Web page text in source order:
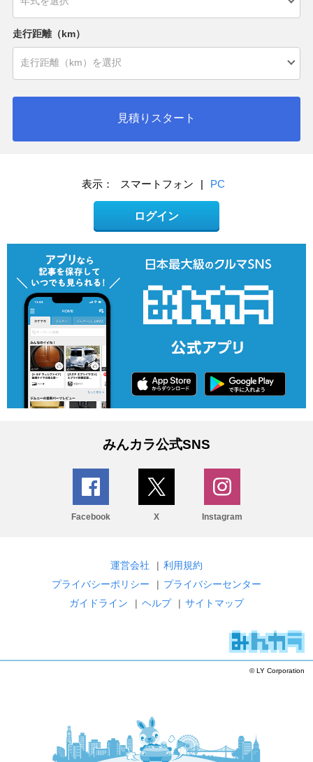
走行距離（km）
見積りスタート
表示： スマートフォン | PC
ログイン
みんカラ公式SNS
Facebook X Instagram
運営会社 | 利用規約
プライバシーポリシー
| プライバシーセンター
ガイドライン
| ヘルプ | サイトマップ
© LY Corporation